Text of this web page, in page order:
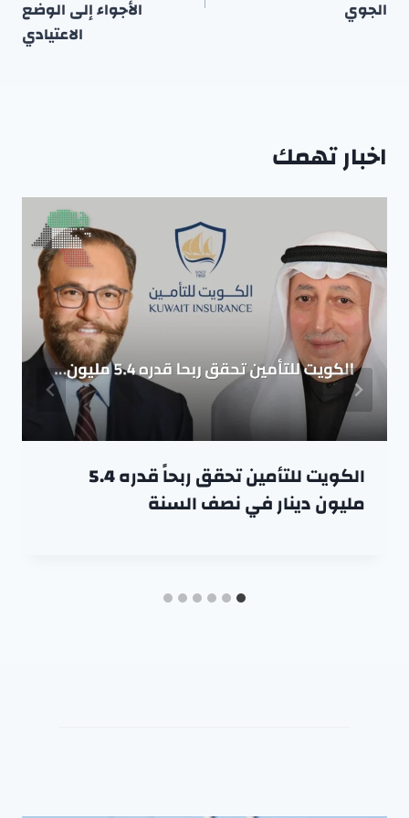
الجوي
الأجواء إلى الوضع
الاعتيادي
اخبار تهمك
الكويت للتأمين تحقق ربحاً قدره 5.4
مليون دينار في نصف السنة